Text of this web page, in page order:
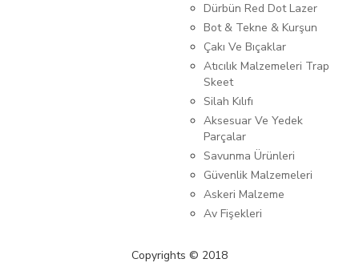
Dürbün Red Dot Lazer
Bot & Tekne & Kurşun
Çakı Ve Bıçaklar
Atıcılık Malzemeleri Trap
Skeet
Silah Kılıfı
Aksesuar Ve Yedek
Parçalar
Savunma Ürünleri
Güvenlik Malzemeleri
Askeri Malzeme
Av Fişekleri
Copyrights © 2018